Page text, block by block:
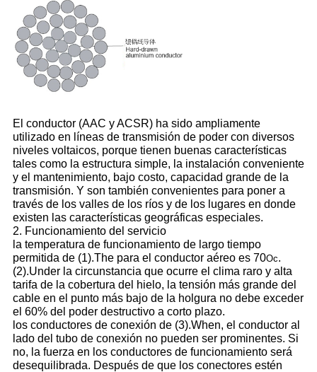
El conductor (AAC y ACSR) ha sido ampliamente
utilizado en líneas de transmisión de poder con diversos
niveles voltaicos, porque tienen buenas características
tales como la estructura simple, la instalación conveniente
y el mantenimiento, bajo costo, capacidad grande de la
transmisión. Y son también convenientes para poner a
través de los valles de los ríos y de los lugares en donde
existen las características geográficas especiales.
2. Funcionamiento del servicio
la temperatura de funcionamiento de largo tiempo
permitida de (1).The para el conductor aéreo es 70Oc.
(2).Under la circunstancia que ocurre el clima raro y alta
tarifa de la cobertura del hielo, la tensión más grande del
cable en el punto más bajo de la holgura no debe exceder
el 60% del poder destructivo a corto plazo.
los conductores de conexión de (3).When, el conductor al
lado del tubo de conexión no pueden ser prominentes. Si
no, la fuerza en los conductores de funcionamiento será
desequilibrada. Después de que los conectores estén